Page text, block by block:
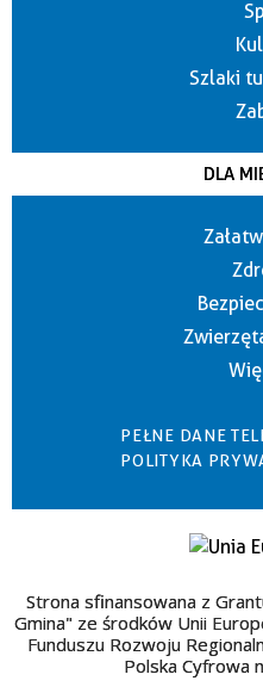
Szlaki
DLA
PEŁNE DANE
POLITYKA
Strona sfinansowana z
Gmina" ze środków Unii
Funduszu Rozwoju
Polska Cyfrowa